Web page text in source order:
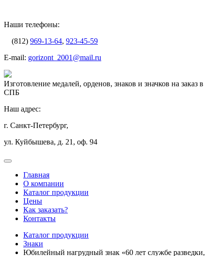
Наши телефоны:
(812) 969-13-64, 923-45-59
E-mail: gorizont_2001@mail.ru
Изготовление медалей, орденов, знаков и значков на заказ в
СПБ
Наш адрес:
г. Санкт-Петербург,
ул. Куйбышева, д. 21, оф. 94
Главная
О компании
Каталог продукции
Цены
Как заказать?
Контакты
Каталог продукции
Знаки
Юбилейный нагрудный знак «60 лет службе разведки,